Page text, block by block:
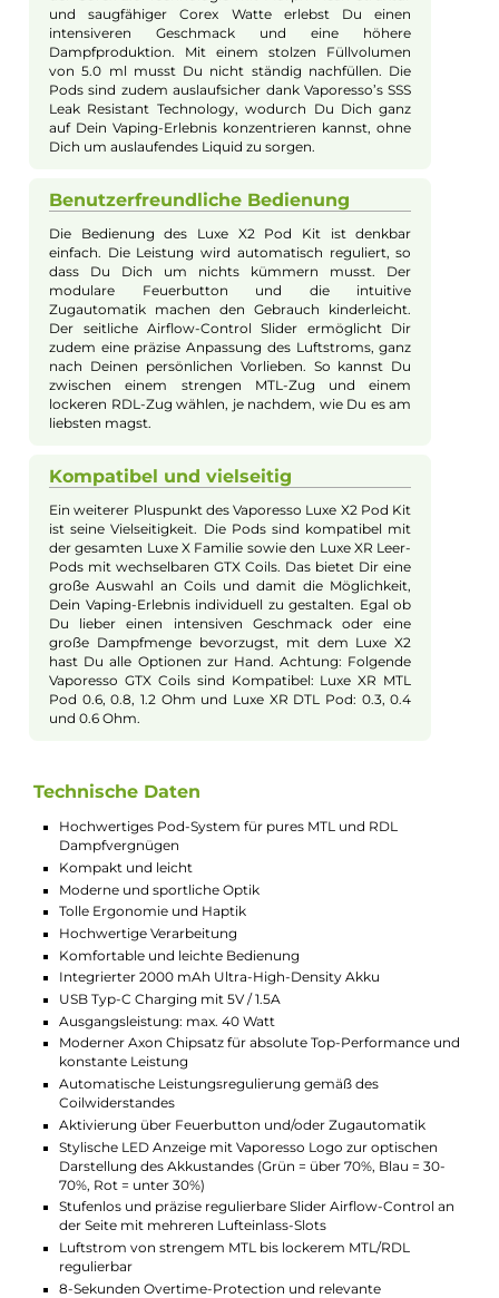
Leistung sicherstellt. Die neu entwickelten Mesh Pods mit
2.0 Technologie bieten intensiven Geschmack und hohe
Dampfproduktion bei langer Lebensdauer. Das ergonomische
und leichte Kit liegt angenehm in der Hand und ist dank seiner
kompakten Größe perfekt für unterwegs. Eine LED-Anzeige
informiert über den Akkustand und der Airflow-Control Slider
ermöglicht eine stufenlose Anpassung des Luftstroms. Das
X2 ist kompatibel mit allen Pods der Luxe X Familie und bringt
Leistungsstarker Akku für langen
Genuss
Der Luxe X2 Pod Kit von Vaporesso ist mit einem
kraftvollen 2000 mAh Akku ausgestattet, der Dir eine
lange Nutzung ohne häufiges Aufladen ermöglicht.
Der moderne Axon Chipsatz sorgt für eine konstant
hohe Leistung und passt die Leistung automatisch
dem verwendeten Pod an. Das bedeutet, dass Du
jederzeit die beste Vaping-Erfahrung genießen kannst,
ohne viel einstellen zu müssen. Die farbige LED-
und die USB Typ-C Ladeoption erlaubt ein schnelles
und unkompliziertes Aufladen.
Optimale Flavor-Erzeugung
Die neuesten Luxe X Series Pods beinhalten Mesh
Coils mit Widerständen von 0.6 und 0.8 Ohm. Dank
der Corex 2.0 Technologie mit Morph Mesh Struktur
und saugfähiger Corex Watte erlebst Du einen
intensiveren Geschmack und eine höhere
Dampfproduktion. Mit einem stolzen Füllvolumen
von 5.0 ml musst Du nicht ständig nachfüllen. Die
Dich um auslaufendes Liquid zu sorgen.
Benutzerfreundliche Bedienung
Die Bedienung des Luxe X2 Pod Kit ist denkbar
einfach. Die Leistung wird automatisch reguliert, so
dass Du Dich um nichts kümmern musst. Der
modulare Feuerbutton und die intuitive
Zugautomatik machen den Gebrauch kinderleicht.
Der seitliche Airflow-Control Slider ermöglicht Dir
zudem eine präzise Anpassung des Luftstroms, ganz
nach Deinen persönlichen Vorlieben. So kannst Du
zwischen einem strengen MTL-Zug und einem
lockeren RDL-Zug wählen, je nachdem, wie Du es am
liebsten magst.
Kompatibel und vielseitig
Ein weiterer Pluspunkt des Vaporesso Luxe X2 Pod Kit
ist seine Vielseitigkeit. Die Pods sind kompatibel mit
der gesamten Luxe X Familie sowie den Luxe XR Leer-
Pods mit wechselbaren GTX Coils. Das bietet Dir eine
große Auswahl an Coils und damit die Möglichkeit,